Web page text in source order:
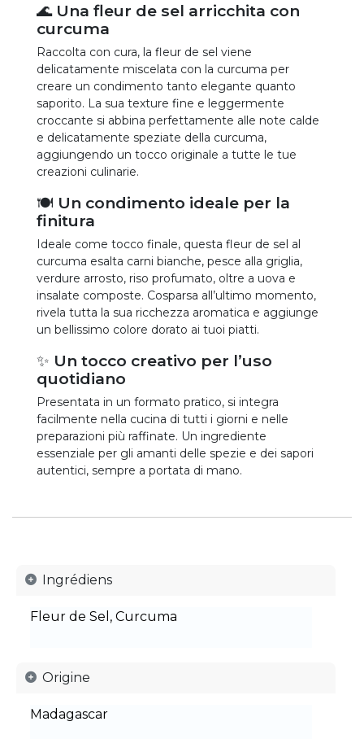
🌊 Una fleur de sel arricchita con
curcuma
Raccolta con cura, la fleur de sel viene
delicatamente miscelata con la curcuma per
creare un condimento tanto elegante quanto
saporito. La sua texture fine e leggermente
croccante si abbina perfettamente alle note calde
e delicatamente speziate della curcuma,
aggiungendo un tocco originale a tutte le tue
creazioni culinarie.
🍽️ Un condimento ideale per la
finitura
Ideale come tocco finale, questa fleur de sel al
curcuma esalta carni bianche, pesce alla griglia,
verdure arrosto, riso profumato, oltre a uova e
insalate composte. Cosparsa all’ultimo momento,
rivela tutta la sua ricchezza aromatica e aggiunge
un bellissimo colore dorato ai tuoi piatti.
✨ Un tocco creativo per l’uso
quotidiano
Presentata in un formato pratico, si integra
facilmente nella cucina di tutti i giorni e nelle
preparazioni più raffinate. Un ingrediente
essenziale per gli amanti delle spezie e dei sapori
autentici, sempre a portata di mano.
Ingrédiens
Fleur de Sel, Curcuma
Origine
Madagascar